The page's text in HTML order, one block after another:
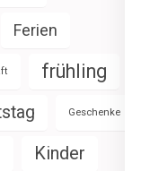
Ferien
frühling
Geschenke
Kinder